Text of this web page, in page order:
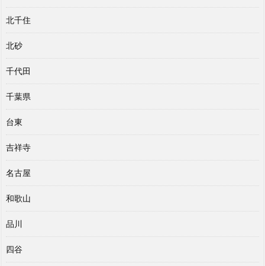
北千住
北砂
千代田
千葉県
台東
吉祥寺
名古屋
和歌山
品川
四谷